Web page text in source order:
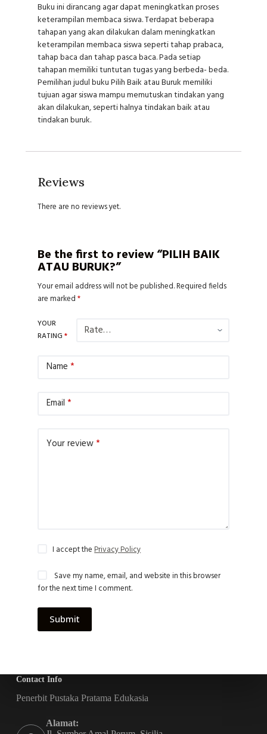
Buku ini dirancang agar dapat meningkatkan proses
keterampilan membaca siswa. Terdapat beberapa
tahapan yang akan dilakukan dalam meningkatkan
keterampilan membaca siswa seperti tahap prabaca,
tahap baca dan tahap pasca baca. Pada setiap
tahapan memiliki tuntutan tugas yang berbeda- beda.
Pemilihan judul buku Pilih Baik atau Buruk memiliki
tujuan agar siswa mampu memutuskan tindakan yang
akan dilakukan, seperti halnya tindakan baik atau
tindakan buruk.
Reviews
There are no reviews yet.
Be the first to review “PILIH BAIK
ATAU BURUK?”
Your email address will not be published.Required fields
are marked*
YOUR
RATING *
Name *
Email *
Your review*
I accept thePrivacy Policy
Save my name, email, and website in this browser
for the next time I comment.
Submit
Contact Info
Penerbit Pustaka Pratama Edukasia
Alamat: